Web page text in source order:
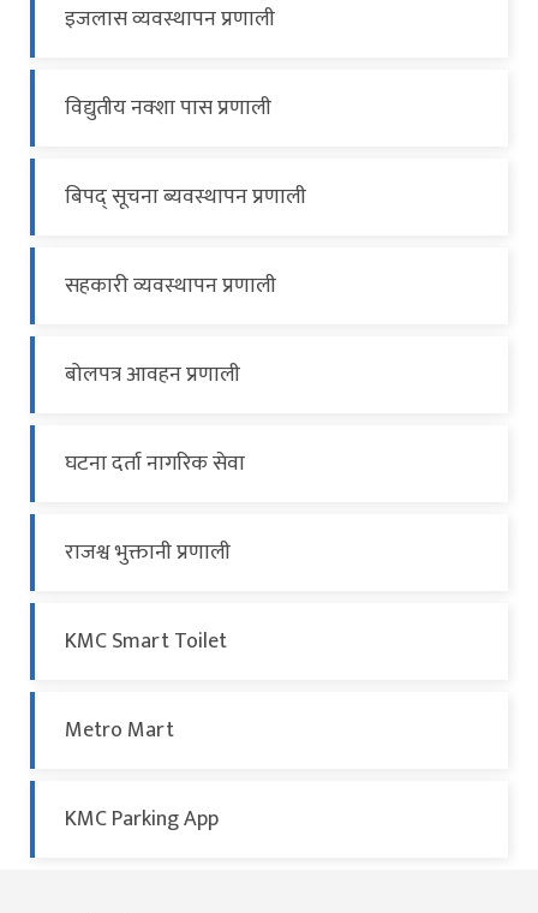
इजलास व्यवस्थापन प्रणाली
विद्युतीय नक्शा पास प्रणाली
बिपद् सूचना ब्यवस्थापन प्रणाली
सहकारी व्यवस्थापन प्रणाली
बोलपत्र आवहन प्रणाली
घटना दर्ता नागरिक सेवा
राजश्व भुक्तानी प्रणाली
KMC Smart Toilet
Metro Mart
KMC Parking App